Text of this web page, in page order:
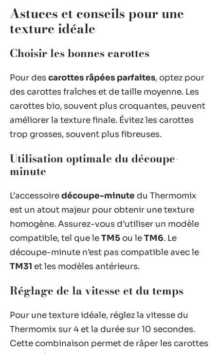
Astuces et conseils pour une
texture idéale
Choisir les bonnes carottes
Pour descarottes râpées parfaites, optez pour
des carottes fraîches et de taille moyenne. Les
carottes bio, souvent plus croquantes, peuvent
améliorer la texture finale. Évitez les carottes
trop grosses, souvent plus fibreuses.
Utilisation optimale du découpe-
minute
L’accessoiredécoupe-minute du Thermomix
est un atout majeur pour obtenir une texture
homogène. Assurez-vous d’utiliser un modèle
compatible, tel que leTM5 ou leTM6. Le
découpe-minute n’est pas compatible avec le
TM31 et les modèles antérieurs.
Réglage de la vitesse et du temps
Pour une texture idéale, réglez la vitesse du
Thermomix sur 4 et la durée sur 10 secondes.
Cette combinaison permet de râper les carottes